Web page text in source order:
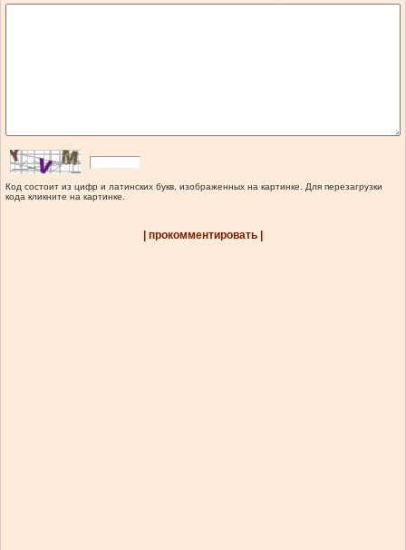
Код состоит из цифр и латинских букв, изображенных на картинке. Для перезагрузки
кода кликните на картинке.
| прокомментировать |